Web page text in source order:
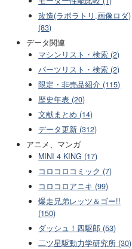
改造(ラボラトリ,画像ロダ)
(83)
データ関連
マシンリスト・検索 (2)
パーツリスト・検索 (2)
限定・非売品紹介 (115)
歴史年表 (20)
文献まとめ (14)
データ更新 (312)
アニメ、マンガ
MINI 4 KING (17)
コロコロコミック (7)
コロコロアニキ (99)
爆走兄弟レッツ＆ゴー!!
(150)
ダッシュ！四駆郎 (53)
二ツ星駆動力学研究所 (30)